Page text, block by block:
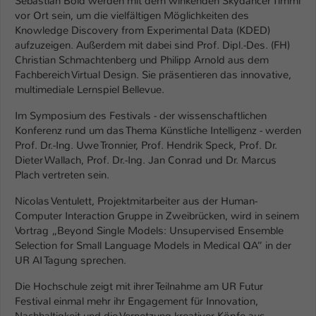
vor Ort sein, um die vielfältigen Möglichkeiten des
Knowledge Discovery from Experimental Data (KDED)
aufzuzeigen. Außerdem mit dabei sind Prof. Dipl.-Des. (FH)
Christian Schmachtenberg und Philipp Arnold aus dem
Fachbereich Virtual Design. Sie präsentieren das innovative,
multimediale Lernspiel Bellevue.
Im Symposium des Festivals - der wissenschaftlichen
Konferenz rund um das Thema Künstliche Intelligenz - werden
Prof. Dr.-Ing. Uwe Tronnier, Prof. Hendrik Speck, Prof. Dr.
Dieter Wallach, Prof. Dr.-Ing. Jan Conrad und Dr. Marcus
Plach vertreten sein.
Nicolas Ventulett, Projektmitarbeiter aus der Human-
Computer Interaction Gruppe in Zweibrücken, wird in seinem
Vortrag „Beyond Single Models: Unsupervised Ensemble
Selection for Small Language Models in Medical QA“ in der
UR AI Tagung sprechen.
Die Hochschule zeigt mit ihrer Teilnahme am UR Futur
Festival einmal mehr ihr Engagement für Innovation,
Zweck
Einstellungen. Unter anderem eine zufällig
generierte ID, für die historische
Speicherung Ihrer vorgenommen
Einstellungen, falls der Webseiten-
Betreiber dies eingestellt hat.
Name fe_typo_user / PHPSESSID
Anbieter TYPO3
Laufzeit 1 Woche
Zweck
Dieses Cookie ist ein Standard-Session-
Cookie von TYPO3. Es speichert im Fall
eines Intranet-Logins die Session-ID. So
kann der eingeloggte Benutzer
wiedererkannt werden und es wird ihm
Zugang zu geschützten Bereichen
gewährt.